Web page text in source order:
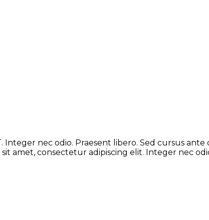
Integer nec odio. Praesent libero. Sed cursus
amet, consectetur adipiscing elit. Integer nec